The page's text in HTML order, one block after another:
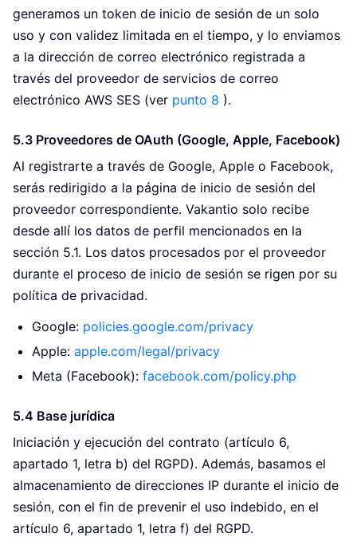
generamos un token de inicio de sesión de un solo
uso y con validez limitada en el tiempo, y lo enviamos
a la dirección de correo electrónico registrada a
través del proveedor de servicios de correo
electrónico AWS SES (ver punto 8 ).
5.3 Proveedores de OAuth (Google, Apple, Facebook)
Al registrarte a través de Google, Apple o Facebook,
serás redirigido a la página de inicio de sesión del
proveedor correspondiente. Vakantio solo recibe
desde allí los datos de perfil mencionados en la
sección 5.1. Los datos procesados por el proveedor
durante el proceso de inicio de sesión se rigen por su
política de privacidad.
Google: policies.google.com/privacy
Apple: apple.com/legal/privacy
Meta (Facebook): facebook.com/policy.php
5.4 Base jurídica
Iniciación y ejecución del contrato (artículo 6,
apartado 1, letra b) del RGPD). Además, basamos el
almacenamiento de direcciones IP durante el inicio de
sesión, con el fin de prevenir el uso indebido, en el
artículo 6, apartado 1, letra f) del RGPD.